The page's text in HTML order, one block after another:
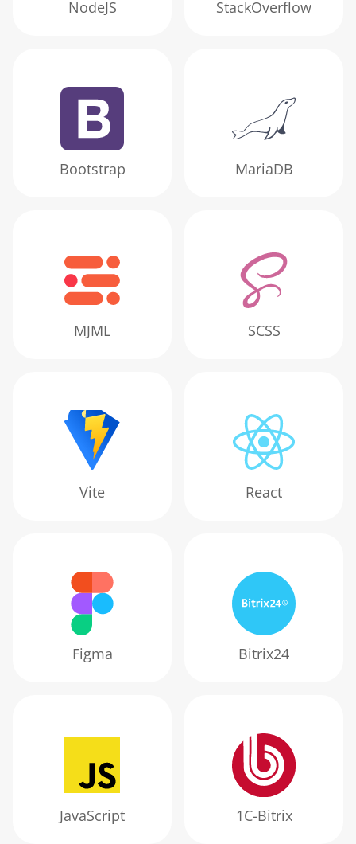
NodeJS StackOverflow
Bootstrap MariaDB
MJML SCSS
Vite React
Figma Bitrix24
JavaScript 1С-Bitrix